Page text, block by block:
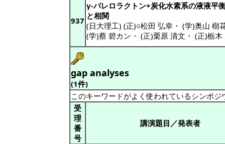
937
γ-バレロラクトン+炭化水素系の液液平
と相関
(日大理工) (正)○松田 弘幸 ・ (学)奥山 樹
(学)蔡 碧カン ・ (正)栗原 清文 ・ (正)栃木
gap analyses
(1件)
このキーワードがよく使われているシンポ
受
理
番
号
講演題目／発表者